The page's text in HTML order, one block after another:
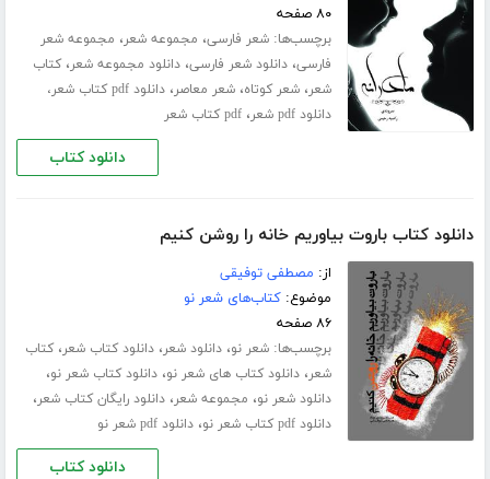
۸۰ صفحه
برچسب‌ها:شعر فارسی، مجموعه شعر، مجموعه شعر
فارسی،دانلود شعر فارسی،دانلود مجموعه شعر،کتاب
شعر،شعر کوتاه،شعر معاصر،
دانلود pdf کتاب شعر،
دانلود pdf شعر
،pdf کتاب شعر
دانلود کتاب
دانلود کتاب باروت بیاوریم خانه را روشن کنیم
از: مصطفی توفیقی
موضوع:کتاب‌های شعر نو
۸۶ صفحه
برچسب‌ها:شعر نو،دانلود شعر،دانلود کتاب شعر،کتاب
شعر،دانلود کتاب های شعر نو،دانلود کتاب شعر نو،
دانلود شعر نو، مجموعه شعر،دانلود رایگان کتاب شعر،
دانلود pdf کتاب شعر نو ،دانلود pdf شعر نو
دانلود کتاب